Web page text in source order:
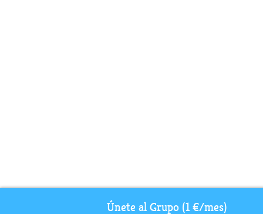
Únete al Grupo (1 €/mes)